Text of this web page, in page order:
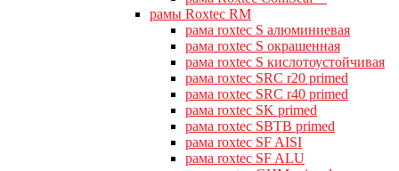
рамы Roxtec RM
рама roxtec S алюминиевая
рама roxtec S окрашенная
рама roxtec S кислотоустойчивая
рама roxtec SRC r20 primed
рама roxtec SRC r40 primed
рама roxtec SK primed
рама roxtec SBTB primed
рама roxtec SF AISI
рама roxtec SF ALU